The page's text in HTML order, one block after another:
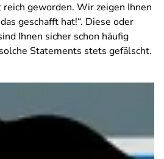
geworden. Wir zeigen Ihnen
geschafft hat!“. Diese oder
Ihnen sicher schon häufig
Statements stets gefälscht.